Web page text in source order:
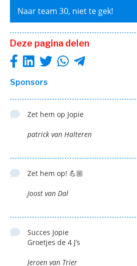
Naar team 30, niet te gek!
Deze pagina delen
Sponsors
Zet hem op Jopie
patrick van Halteren
Zet hem op! 💪🏼
Joost van Dal
Succes Jopie
Groetjes de 4 J’s
Jeroen van Trier